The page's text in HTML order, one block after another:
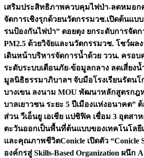
เสริมประสิทธิภาพควบคุมไฟป่า-ลดหมอก
จัดการเชิงรุกด้วยนวัตกรรมวช.เปิดต้นแบ
รนป้องกันไฟป่า” ดอยตุง ยกระดับการจัด
PM2.5 ด้วยวิจัยและนวัตกรรมวช. โชว์ผล
เดินหน้าบริหารจัดการน้ำด้วย ววน. ครอบ
ระดับระบบเตือนภัย-ข้อมูลกลาง ลดเสี่ยง
มูลนิธิธรรมาภิบาลฯ จับมือโรงเรียนรัตน
บางเขน ลงนาม MOU พัฒนาหลักสูตรกฎ
บาลเยาวชน ระยะ 5 ปีเมืองแห่งอนาคต”
ส่วน วีเอ็นยู เอเชีย แปซิฟิค เชื่อม 3 อุตส
ตะวันออกเป็นพื้นที่ต้นแบบของเทคโนโลยี
และคุณภาพชีวิตConicle เปิดตัว
องค์กรสู่ Skills-Based Organization ผนึก